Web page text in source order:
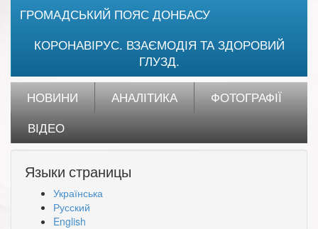
ГРОМАДСЬКИЙ ПОЯС ДОНБАСУ
КОРОНАВІРУС. ВЗАЄМОДІЯ ТА ЗДОРОВИЙ
ГЛУЗД.
НОВИНИ АНАЛІТИКА
ФОТОГРАФІЇ
ВІДЕО
Языки страницы
Українська
Русский
English